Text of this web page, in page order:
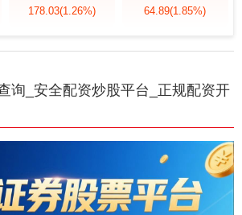
178.03(1.26%) 64.89(1.85%)
询_安全配资炒股平台_正规配资开